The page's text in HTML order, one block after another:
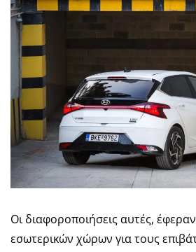
Οι διαφοροποιήσεις αυτές,
εσωτερικών χώρων για τους